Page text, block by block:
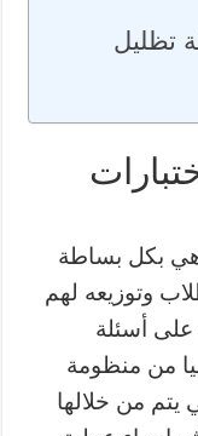
تظليل
هي بكل بساطة
وتوزيعه لهم
على أسئلة
من منظومة
يتم من خلالها